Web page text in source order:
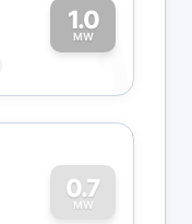
1.0
MW1
0.7
MW